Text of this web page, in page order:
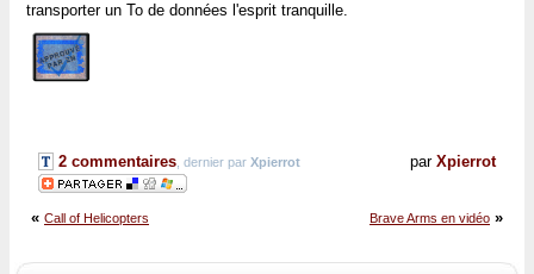
transporter un To de données l'esprit tranquille.
par Xpierrot
2 commentaires , dernier par Xpierrot
Brave Arms en vidéo »
« Call of Helicopters